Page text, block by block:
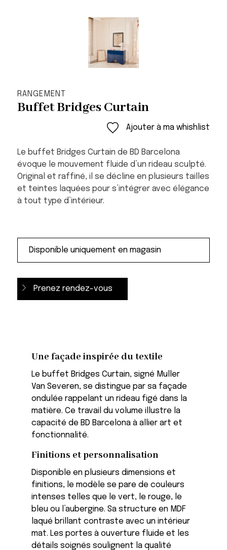
RANGEMENT
Buffet Bridges Curtain
Ajouter à ma whishlist
Le buffet Bridges Curtain de BD Barcelona
évoque le mouvement fluide d’un rideau sculpté.
Original et raffiné, il se décline en plusieurs tailles
et teintes laquées pour s’intégrer avec élégance
à tout type d’intérieur.
Prenez rendez-vous
Une façade inspirée du textile
Le buffet Bridges Curtain, signé Muller
Van Severen, se distingue par sa façade
ondulée rappelant un rideau figé dans la
matière. Ce travail du volume illustre la
capacité de BD Barcelona à allier art et
fonctionnalité.
Finitions et personnalisation
Disponible en plusieurs dimensions et
finitions, le modèle se pare de couleurs
intenses telles que le vert, le rouge, le
bleu ou l’aubergine. Sa structure en MDF
laqué brillant contraste avec un intérieur
mat. Les portes à ouverture fluide et les
détails soignés soulignent la qualité